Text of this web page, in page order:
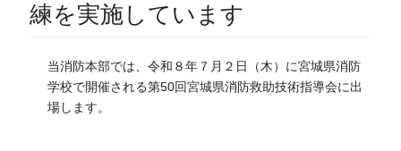
練を実施しています
当消防本部では、令和８年７月２日（木）に宮城県消防
学校で開催される第50回宮城県消防救助技術指導会に出
場します。